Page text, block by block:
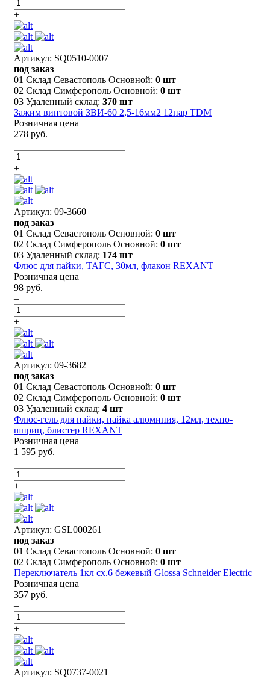
+
Артикул: SQ0510-0007
под заказ
01 Склад Севастополь Основной: 0 шт
02 Склад Симферополь Основной: 0 шт
03 Удаленный склад: 370 шт
Зажим винтовой ЗВИ-60 2,5-16мм2 12пар TDM
Розничная цена
278 руб.
–
+
Артикул: 09-3660
под заказ
01 Склад Севастополь Основной: 0 шт
02 Склад Симферополь Основной: 0 шт
03 Удаленный склад: 174 шт
Флюс для пайки, ТАГС, 30мл, флакон REXANT
Розничная цена
98 руб.
–
+
Артикул: 09-3682
под заказ
01 Склад Севастополь Основной: 0 шт
02 Склад Симферополь Основной: 0 шт
03 Удаленный склад: 4 шт
Флюс-гель для пайки, пайка алюминия, 12мл, техно-
шприц, блистер REXANT
Розничная цена
1 595 руб.
–
+
Артикул: GSL000261
под заказ
01 Склад Севастополь Основной: 0 шт
02 Склад Симферополь Основной: 0 шт
Переключатель 1кл сх.6 бежевый Glossa Schneider Electric
Розничная цена
357 руб.
–
+
Артикул: SQ0737-0021